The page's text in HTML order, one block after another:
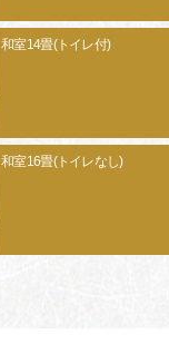
和室14畳(トイレ付)
和室16畳(トイレなし)